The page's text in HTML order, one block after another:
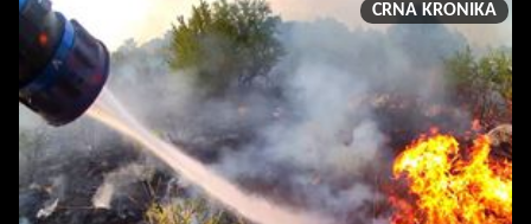
CRNA KRONIKA